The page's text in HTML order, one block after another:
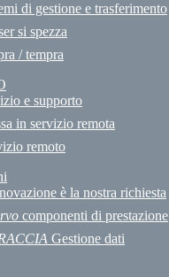
di gestione e trasferimento
si spezza
/ tempra
e supporto
in servizio remota
remoto
è la nostra richiesta
componenti di prestazione
Gestione dati